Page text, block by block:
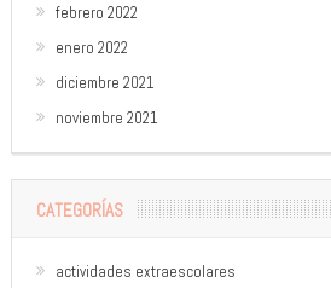
febrero 2022
enero 2022
diciembre 2021
noviembre 2021
CATEGORÍAS
actividades extraescolares